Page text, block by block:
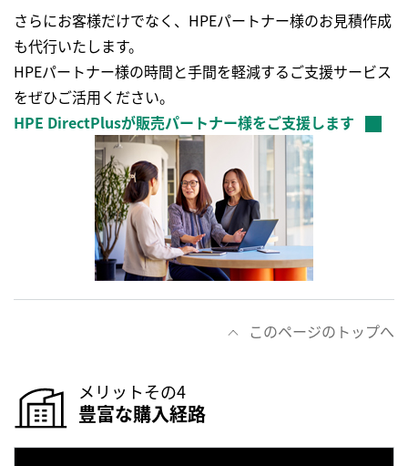
さらにお客様だけでなく、HPEパートナー様のお見積作成
も代行いたします。
HPEパートナー様の時間と手間を軽減するご支援サービス
をぜひご活用ください。
HPE DirectPlusが販売パートナー様をご支援します
このページのトップへ
メリットその4
豊富な購入経路